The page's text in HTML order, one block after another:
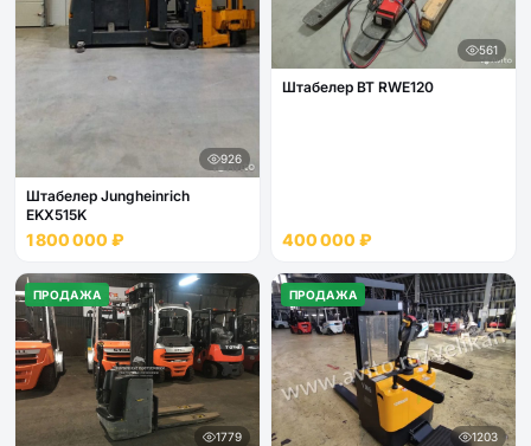
926
Штабелер Jungheinrich
EKX515K
1 800 000 ₽
561
Штабелер BT RWE120
400 000 ₽
ПРОДАЖА
1779
ПРОДАЖА
1203